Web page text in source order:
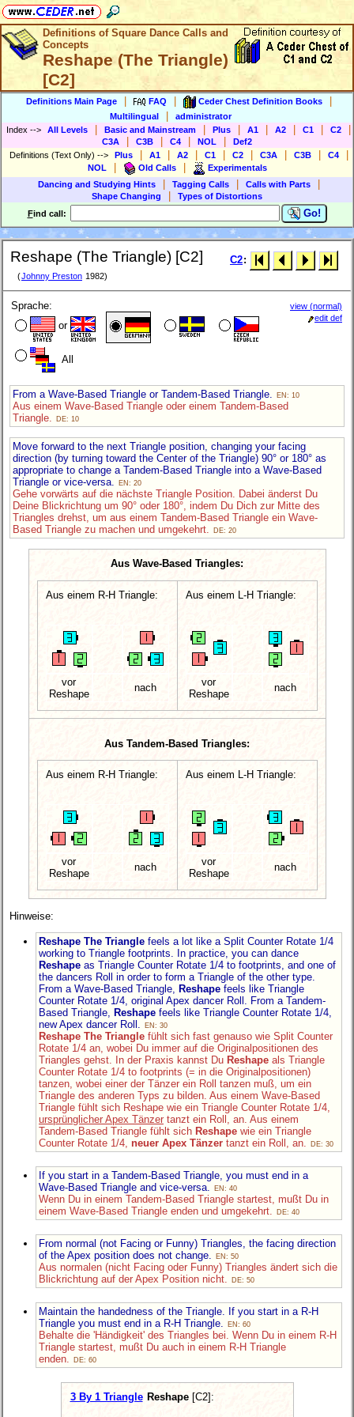
Definitions of Square Dance Calls and
Concepts
Reshape (The Triangle)
[C2]
Definitions Main Page FAQ Ceder Chest Definition Books
Multilingual
administrator
Index --> All Levels Basic and Mainstream Plus A1 A2 C1 C2
C3A C3B C4 NOL
Def2
Definitions (Text Only) --> Plus A1 A2 C1 C2 C3A C3B C4
NOL Old Calls
Experimentals
Dancing and Studying Hints
Tagging Calls Calls with Parts
Shape Changing
Types of Distortions
Find call: Go!
Reshape (The Triangle) [C2]
(Johnny Preston 1982)
C2:
Sprache:
or
All
view (normal)
edit def
From a Wave-Based Triangle or Tandem-Based Triangle. EN: 10
Aus einem Wave-Based Triangle oder einem Tandem-Based
Triangle.
DE: 10
Move forward to the next Triangle position, changing your facing
direction (by turning toward the Center of the Triangle) 90° or 180° as
appropriate to change a Tandem-Based Triangle into a Wave-Based
Triangle or vice-versa.
EN: 20
Gehe vorwärts auf die nächste Triangle Position. Dabei änderst Du
Deine Blickrichtung um 90° oder 180°, indem Du Dich zur Mitte des
Triangles drehst, um aus einem Tandem-Based Triangle ein Wave-
Based Triangle zu machen und umgekehrt.
DE: 20
Aus Wave-Based Triangles:
Aus einem R-H Triangle:
vor
Reshape
nach
Aus einem L-H Triangle:
vor
Reshape
nach
Aus Tandem-Based Triangles:
Aus einem R-H Triangle:
vor
Reshape
nach
Aus einem L-H Triangle:
vor
Reshape
nach
Hinweise:
Reshape The Triangle feels a lot like a Split Counter Rotate 1/4
working to Triangle footprints. In practice, you can dance
Reshape as Triangle Counter Rotate 1/4 to footprints, and one of
the dancers Roll in order to form a Triangle of the other type.
From a Wave-Based Triangle,
Reshape feels like Triangle
Counter Rotate 1/4, original Apex dancer Roll. From a Tandem-
Based Triangle,
Reshape feels like Triangle Counter Rotate 1/4,
new Apex dancer Roll.
EN: 30
Reshape The Triangle fühlt sich fast genauso wie Split Counter
Rotate 1/4 an, wobei Du immer auf die Originalpositionen des
Triangles gehst. In der Praxis kannst Du Reshape als Triangle
Counter Rotate 1/4 to footprints (= in die Originalpositionen)
tanzen, wobei einer der Tänzer ein Roll tanzen muß, um ein
Triangle des anderen Typs zu bilden. Aus einem Wave-Based
Triangle fühlt sich Reshape wie ein Triangle Counter Rotate 1/4,
ursprünglicher Apex Tänzer tanzt ein Roll, an. Aus einem
Tandem-Based Triangle fühlt sich Reshape wie ein Triangle
Counter Rotate 1/4, neuer Apex Tänzer tanzt ein Roll, an. DE: 30
If you start in a Tandem-Based Triangle, you must end in a
Wave-Based Triangle and vice-versa.
EN: 40
Wenn Du in einem Tandem-Based Triangle startest, mußt Du in
einem Wave-Based Triangle enden und umgekehrt.
DE: 40
From normal (not Facing or Funny) Triangles, the facing direction
of the Apex position does not change.
EN: 50
Aus normalen (nicht Facing oder Funny) Triangles ändert sich die
Blickrichtung auf der Apex Position nicht.
DE: 50
Maintain the handedness of the Triangle. If you start in a R-H
Triangle you must end in a R-H Triangle.
EN: 60
Behalte die 'Händigkeit' des Triangles bei. Wenn Du in einem R-H
Triangle startest, mußt Du auch in einem R-H Triangle
enden.
DE: 60
3 By 1 Triangle Reshape[C2]: